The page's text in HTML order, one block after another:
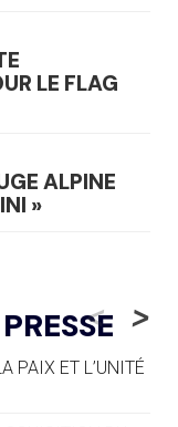
LE FLAG
ALPINE
»
SUR LA
DES ARAVIS
<
PAIX ET L’UNITÉ
>